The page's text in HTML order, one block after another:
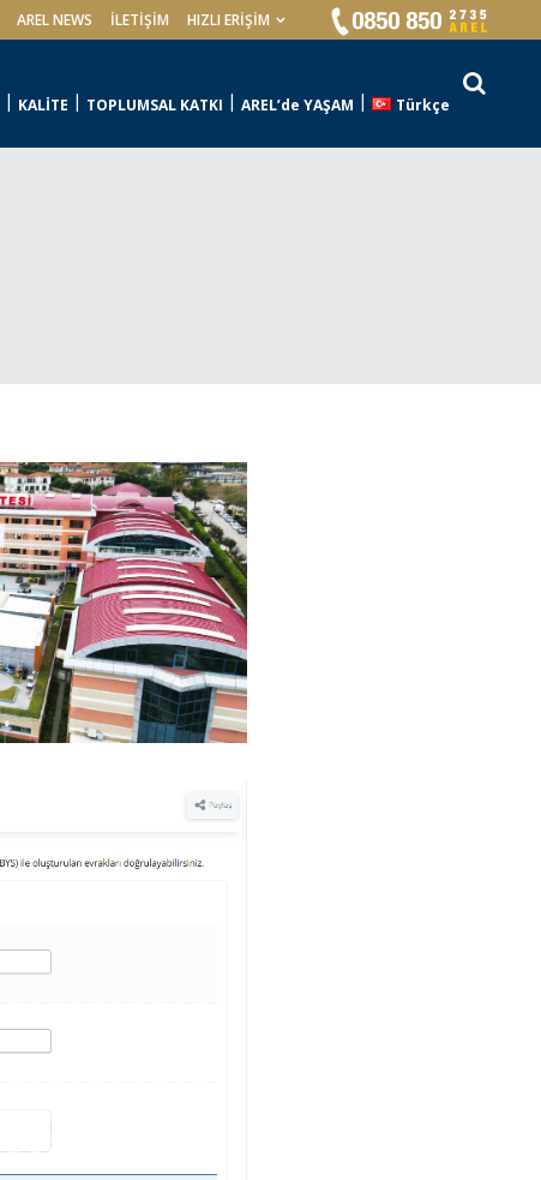
AREL NEWS İLETIŞIM HIZLI ERİŞİM
KALİTE TOPLUMSAL KATKI AREL’de YAŞAM Türkçe